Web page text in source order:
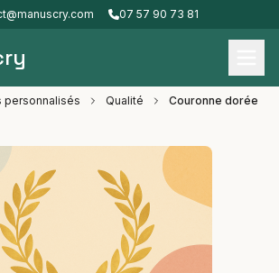
07 57 90 73 81
personnalisés Qualité Couronne dorée